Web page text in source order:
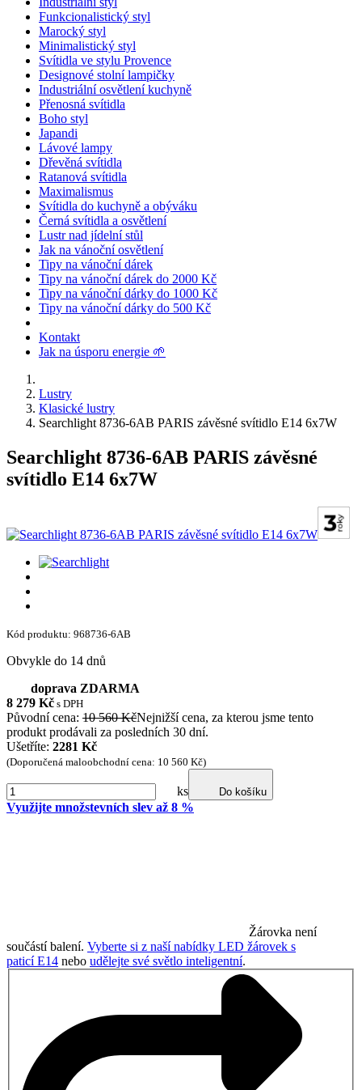
Funkcionalistický styl
Marocký styl
Minimalistický styl
Svítidla ve stylu Provence
Designové stolní lampičky
Industriální osvětlení kuchyně
Přenosná svítidla
Boho styl
Japandi
Lávové lampy
Dřevěná svítidla
Ratanová svítidla
Maximalismus
Svítidla do kuchyně a obýváku
Černá svítidla a osvětlení
Lustr nad jídelní stůl
Jak na vánoční osvětlení
Tipy na vánoční dárek
Tipy na vánoční dárek do 2000 Kč
Tipy na vánoční dárky do 1000 Kč
Tipy na vánoční dárky do 500 Kč
Kontakt
Jak na úsporu energie 🌱
Lustry
Klasické lustry
Searchlight 8736-6AB PARIS závěsné svítidlo E14 6x7W
Searchlight 8736-6AB PARIS závěsné
svítidlo E14 6x7W
Kód produktu: 968736-6AB
Obvykle do 14 dnů
doprava ZDARMA
8 279 Kč s DPH
Původní cena: 10 560 KčNejnižší cena, za kterou jsme tento
produkt prodávali za posledních 30 dní.
Ušetříte: 2281 Kč
(Doporučená maloobchodní cena: 10 560 Kč)
ks Do košíku
Využijte množstevních slev až 8 %
Žárovka není
součástí balení. Vyberte si z naší nabídky LED žárovek s
paticí E14 nebo udělejte své světlo inteligentní.